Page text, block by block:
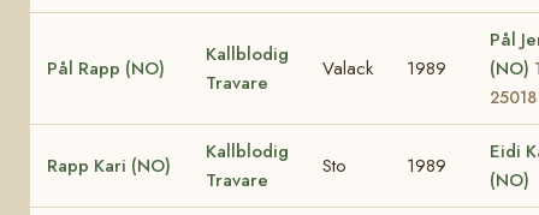
Pål Rapp (NO)
Kallblodig
Travare
Valack 1989
Pål
(NO)
25018
Rapp Kari (NO)
Kallblodig
Travare
Sto 1989
Eidi
(NO)